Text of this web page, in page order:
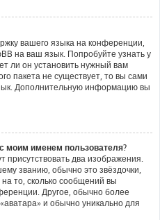
вашего языка на конференции,
на ваш язык. Попробуйте узнать у
ли он установить нужный вам
пакета не существует, то вы сами
Дополнительную информацию вы
моим именем пользователя?
присутствовать два изображения.
званию, обычно это звёздочки,
то, сколько сообщений вы
Другое, обычно более
и обычно уникально для